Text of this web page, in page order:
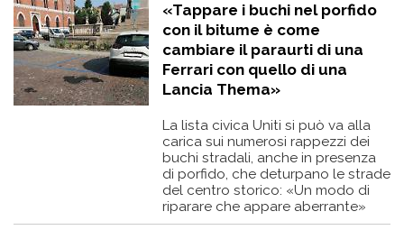
«Tappare i buchi nel porfido
con il bitume è come
cambiare il paraurti di una
Ferrari con quello di una
Lancia Thema»
La lista civica Uniti si può va alla
carica sui numerosi rappezzi dei
buchi stradali, anche in presenza
di porfido, che deturpano le strade
del centro storico: «Un modo di
riparare che appare aberrante»